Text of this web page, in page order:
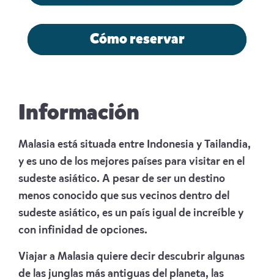
Cómo reservar
Información
Malasia está situada entre Indonesia y Tailandia,
y es uno de los mejores países para visitar en el
sudeste asiático. A pesar de ser un destino
menos conocido que sus vecinos dentro del
sudeste asiático, es un país igual de increíble y
con infinidad de opciones.
Viajar a Malasia quiere decir descubrir algunas
de las junglas más antiguas del planeta, las